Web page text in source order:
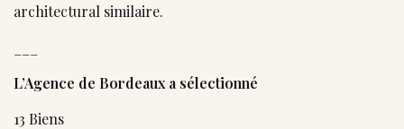
architectural similaire.
L’Agence de Bordeaux a sélectionné
13 Biens